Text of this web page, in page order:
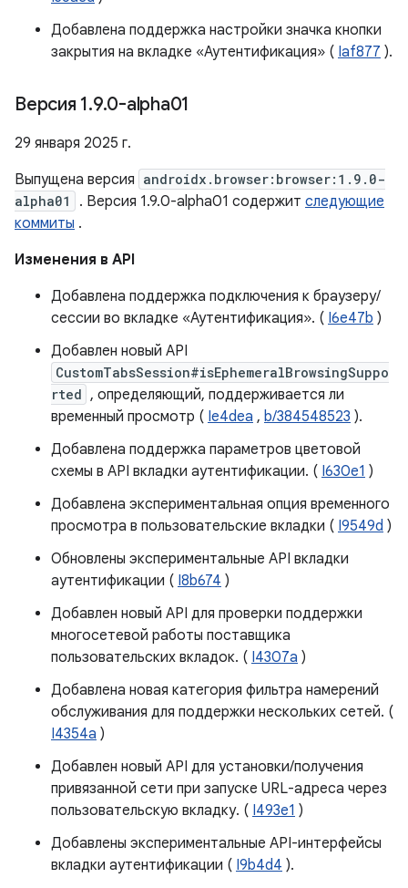
Добавлена ​​поддержка настройки значка кнопки
закрытия на вкладке «Аутентификация» ( Iaf877 ).
Версия 1.9.0-alpha01
29 января 2025 г.
Выпущена версия androidx.browser:browser:1.9.0-
alpha01
. Версия 1.9.0-alpha01 содержит следующие
коммиты .
Изменения в API
Добавлена ​​поддержка подключения к браузеру/
сессии во вкладке «Аутентификация». ( I6e47b )
Добавлен новый API
CustomTabsSession#isEphemeralBrowsingSuppo
rted , определяющий, поддерживается ли
временный просмотр ( Ie4dea , b/384548523 ).
Добавлена ​​поддержка параметров цветовой
схемы в API вкладки аутентификации. ( I630e1 )
Добавлена ​​экспериментальная опция временного
просмотра в пользовательские вкладки ( I9549d )
Обновлены экспериментальные API вкладки
аутентификации ( I8b674 )
Добавлен новый API для проверки поддержки
многосетевой работы поставщика
пользовательских вкладок. ( I4307a )
Добавлена ​​новая категория фильтра намерений
обслуживания для поддержки нескольких сетей. (
I4354a )
Добавлен новый API для установки/получения
привязанной сети при запуске URL-адреса через
пользовательскую вкладку. ( I493e1 )
Добавлены экспериментальные API-интерфейсы
вкладки аутентификации ( I9b4d4 ).